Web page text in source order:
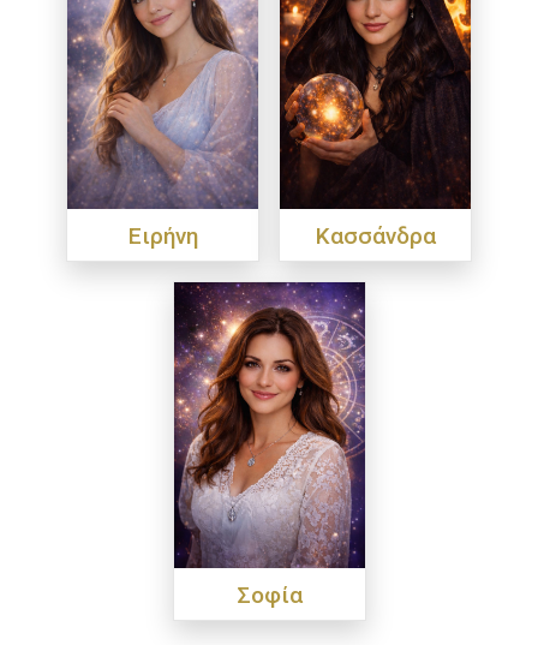
Ειρήνη Κασσάνδρα
Σοφία